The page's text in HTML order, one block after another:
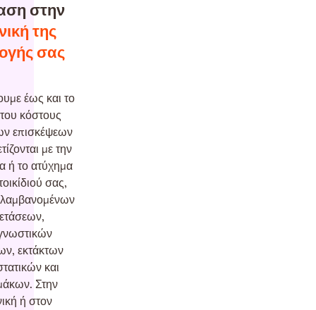
στην
της
σας
έως και το
κόστους
επισκέψεων
με την
ή το ατύχημα
σας,
εκτάκτων
και
Στην
ή στον